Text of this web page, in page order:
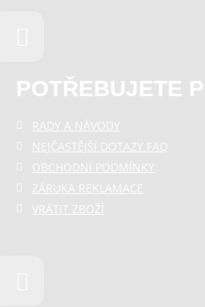
POTŘEBUJETE
RADY A NÁVODY
NEJČASTĚJŠÍ DOTAZY FAQ
OBCHODNÍ PODMÍNKY
ZÁRUKA REKLAMACE
VRÁTIT ZBOŽÍ